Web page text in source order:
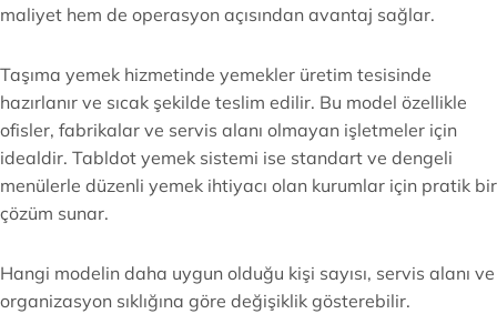
maliyet hem de operasyon açısından avantaj sağlar.
Taşıma yemek hizmetinde yemekler üretim tesisinde
hazırlanır ve sıcak şekilde teslim edilir. Bu model özellikle
ofisler, fabrikalar ve servis alanı olmayan işletmeler için
idealdir. Tabldot yemek sistemi ise standart ve dengeli
menülerle düzenli yemek ihtiyacı olan kurumlar için pratik bir
çözüm sunar.
Hangi modelin daha uygun olduğu kişi sayısı, servis alanı ve
organizasyon sıklığına göre değişiklik gösterebilir.